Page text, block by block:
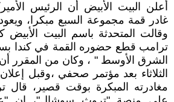
أعلن البيت الأبيض أن الرئيس
غادر قمة مجموعة السبع مبكرا،
وقالت المتحدثة باسم البيت الأبيض
ترامب قطع حضوره القمة في كندا
الشرق الأوسط " ، وكان من المقرر أن
الثلاثاء بعد مؤتمر صحفي ،وقبل
مغادرته المبكرة بوقت قصير،